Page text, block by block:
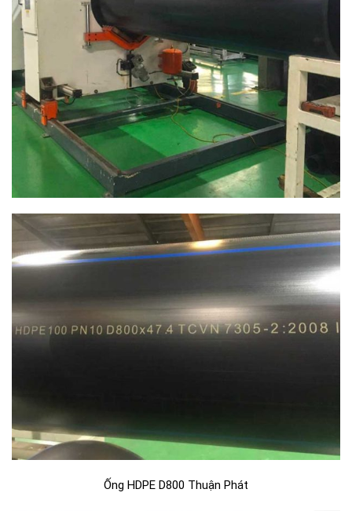
Ống HDPE D800 Thuận Phát